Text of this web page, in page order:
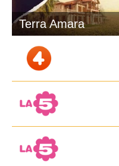
Terra Amara